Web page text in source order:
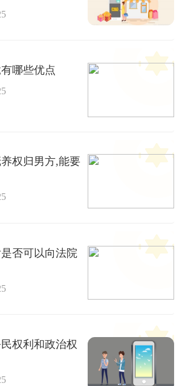
哪些优点
权归男方,能要
否可以向法院
权利和政治权